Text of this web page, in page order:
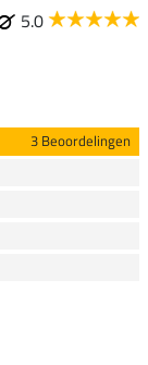
5.0
3 Beoordelingen